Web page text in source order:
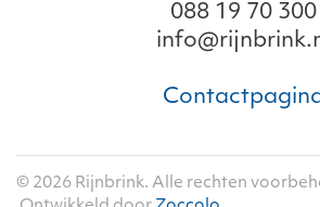
088 19 70 300
© 2026 Rijnbrink. Alle rechten